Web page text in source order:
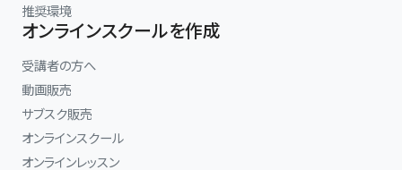
推奨環境
オンラインスクールを作成
受講者の方へ
動画販売
サブスク販売
オンラインスクール
オンラインレッスン